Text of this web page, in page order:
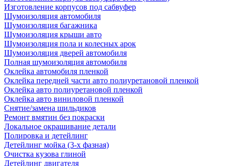
Изготовление корпусов под сабвуфер
Шумоизоляция автомобиля
Шумоизоляция багажника
Шумоизоляция крыши авто
Шумоизоляция пола и колесных арок
Шумоизоляция дверей автомобиля
Полная шумоизоляция автомобиля
Оклейка автомобиля пленкой
Оклейка передней части авто полиуретановой пленкой
Оклейка авто полиуретановой пленкой
Оклейка авто виниловой пленкой
Снятие/замена шильдиков
Ремонт вмятин без покраски
Локальное окрашивание детали
Полировка и детейлинг
Детейлинг мойка (3-х фазная)
Очистка кузова глиной
Детейлинг двигателя